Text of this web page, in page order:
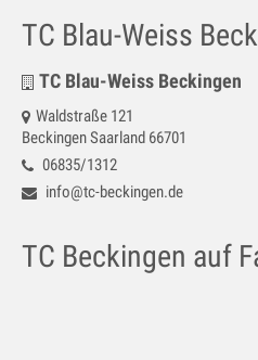
Saar-Lor-Lux Casino Cup
Beckinger Open STB-Cup
Beckinger Jugend-Turnier
Galerie
Kontakt
TC Blau-Weiss
TC Blau-Weiss Beckingen
Waldstraße 121
Beckingen Saarland 66701
06835/1312
info@tc-beckingen.de
TC Beckingen auf